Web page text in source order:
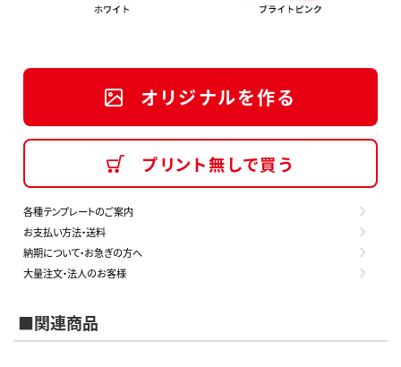
オリジナルを作る
プリント無しで買う
各種テンプレートのご案内
お支払い方法・送料
納期について・お急ぎの方へ
大量注文・法人のお客様
■関連商品